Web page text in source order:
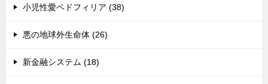
小児性愛ペドフィリア (38)
悪の地球外生命体 (26)
新金融システム (18)